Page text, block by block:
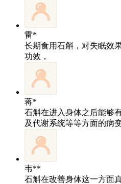
雷*
长期食用石斛，对失眠效
功效，
蒋*
石斛在进入身体之后能够
及代谢系统等等方面的病
韦**
石斛在改善身体这一方面